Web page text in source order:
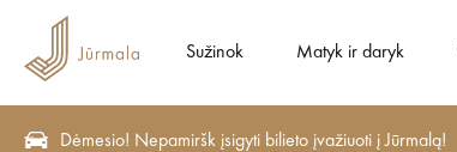
Sužinok Matyk ir daryk
Dėmesio! Nepamiršk įsigyti bilieto įvažiuoti į Jūrmalą!